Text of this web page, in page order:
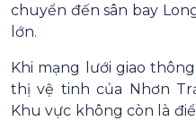
chuyển đến sân bay
lớn.
Khi mạng lưới giao
thị vệ tinh của Nhơn
Khu vực không còn là